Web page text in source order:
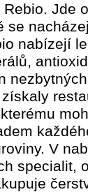
Jde
se
nabízejí
V
specialit,
také
jak
V...